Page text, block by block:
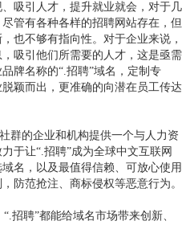
吸引人才，提升就业就会，对于几
管有各种各样的招聘网站存在，但
也不够有指向性。对于企业来说，
吸引他们所需要的人才，这是亟需
牌名称的“.招聘”域名，定制专
颖而出，更准确的向潜在员工传达
群的企业和机构提供一个与人力资
于让“.招聘”成为全球中文互联网
名，以及最值得信赖、可放心使用
防范抢注、商标侵权等恶意行为。
聘”都能给域名市场带来创新、